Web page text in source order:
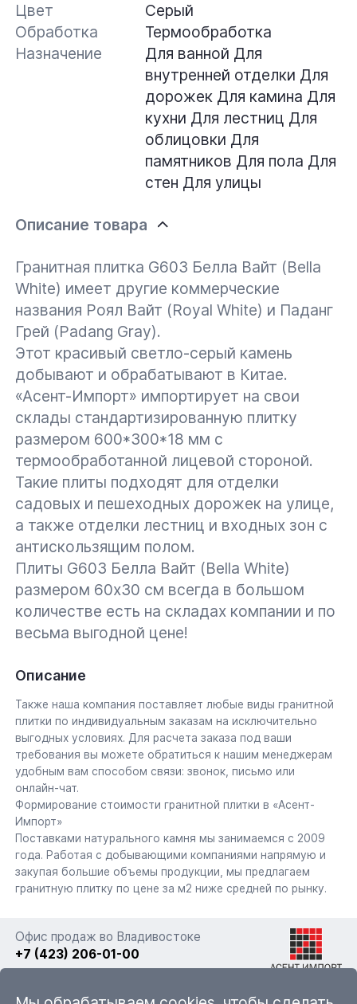
Цвет
Серый
Обработка
Термообработка
Назначение
Для ванной Для
внутренней отделки Для
дорожек Для камина Для
кухни Для лестниц Для
облицовки Для
памятников Для пола Для
стен Для улицы
Описание товара
Гранитная плитка G603 Белла Вайт (Bella
White) имеет другие коммерческие
названия Роял Вайт (Royal White) и Паданг
Грей (Padang Gray).
Этот красивый светло-серый камень
добывают и обрабатывают в Китае.
«Асент-Импорт» импортирует на свои
склады стандартизированную плитку
размером 600*300*18 мм с
термообработанной лицевой стороной.
Такие плиты подходят для отделки
садовых и пешеходных дорожек на улице,
а также отделки лестниц и входных зон с
антискользящим полом.
Плиты G603 Белла Вайт (Bella White)
размером 60х30 см всегда в большом
количестве есть на складах компании и по
весьма выгодной цене!
Описание
Также наша компания поставляет любые виды гранитной
плитки по индивидуальным заказам на исключительно
выгодных условиях. Для расчета заказа под ваши
требования вы можете обратиться к нашим менеджерам
удобным вам способом связи: звонок, письмо или
онлайн-чат.
Формирование стоимости гранитной плитки в «Асент-
Импорт»
Поставками натурального камня мы занимаемся с 2009
года. Работая с добывающими компаниями напрямую и
закупая большие объемы продукции, мы предлагаем
гранитную плитку по цене за м2 ниже средней по рынку.
Офис продаж во Владивостоке
+7 (423) 206-01-00